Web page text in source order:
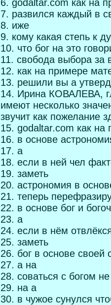
6. godaltar.com как на
7. развился каждый в
8. иже
9. кому какая степь к
10. что бог на это
11. свобода выбора за
12. как на примере
13. решили вы а
14. Ирина КОВАЛЕВА,
имеют несколько
звучит как пожелание
15. godaltar.com как на
16. в основе
17. а
18. если в ней чел
19. заметь
20. астрономия в
21. теперь
22. в основе бог и
23. а
24. если в нём
25. заметь
26. бог в основе
27. а на
28. соваться с богом
29. на а
30. в чужое сунулся